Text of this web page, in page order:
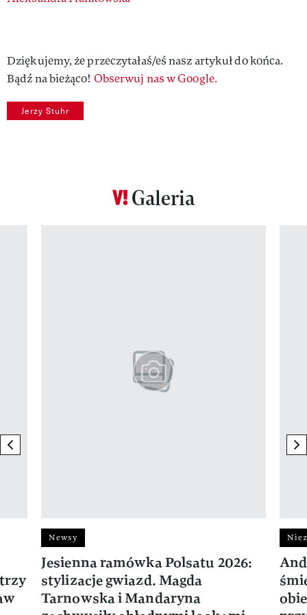
Dziękujemy, że przeczytałaś/eś nasz artykuł do końca.
Bądź na bieżąco! Obserwuj nas w Google.
Jerzy Stuhr
Galeria
previous element
Newsy
Jesienna ramówka Polsatu 2026:
stylizacje gwiazd. Magda
Tarnowska i Mandaryna